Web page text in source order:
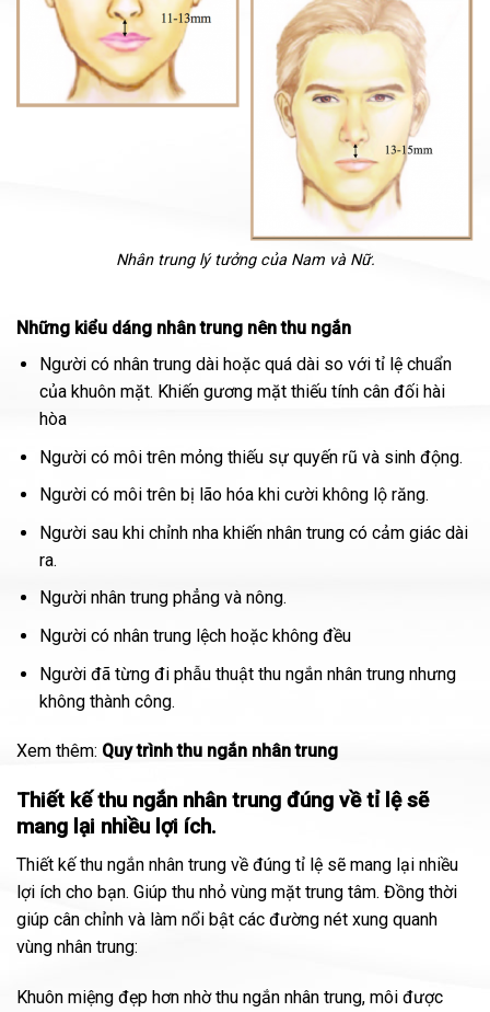
Nhân trung lý tưởng của Nam và Nữ.
Những kiểu dáng nhân trung nên thu ngắn
Người có nhân trung dài hoặc quá dài so với tỉ lệ chuẩn
của khuôn mặt. Khiến gương mặt thiếu tính cân đối hài
hòa
Người có môi trên mỏng thiếu sự quyến rũ và sinh động.
Người có môi trên bị lão hóa khi cười không lộ răng.
Người sau khi chỉnh nha khiến nhân trung có cảm giác dài
ra.
Người nhân trung phẳng và nông.
Người có nhân trung lệch hoặc không đều
Người đã từng đi phẫu thuật thu ngắn nhân trung nhưng
không thành công.
Xem thêm: Quy trình thu ngắn nhân trung
Thiết kế thu ngắn nhân trung đúng về tỉ lệ sẽ
mang lại nhiều lợi ích.
Thiết kế thu ngắn nhân trung về đúng tỉ lệ sẽ mang lại nhiều
lợi ích cho bạn. Giúp thu nhỏ vùng mặt trung tâm. Đồng thời
giúp cân chỉnh và làm nổi bật các đường nét xung quanh
vùng nhân trung:
Khuôn miệng đẹp hơn nhờ thu ngắn nhân trung, môi được